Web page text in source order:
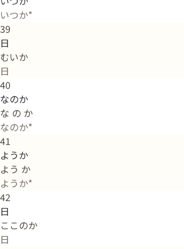
いつか*
39
日
むいか
日
40
なのか
な の か
なのか*
41
ようか
よう か
ようか*
42
日
ここのか
日